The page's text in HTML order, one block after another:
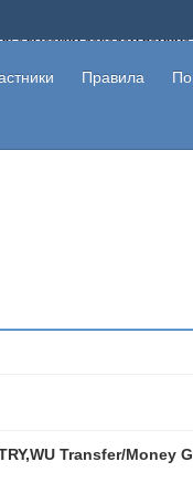
с высоким доходом
не попались на
Правила
Transfer/Money